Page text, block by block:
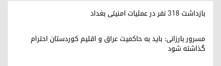
بازداشت ۳۱۸ نفر در عملیات امنیتی بغداد
مسرور بارزانی: باید به حاکمیت عراق و اقلیم کوردستان احترام
گذاشته شود